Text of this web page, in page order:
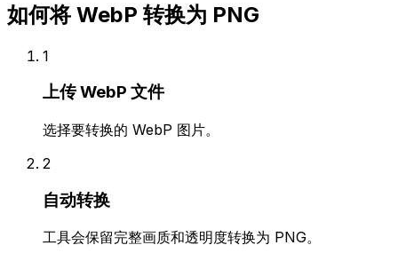
如何将 WebP 转换为 PNG
1
上传 WebP 文件
选择要转换的 WebP 图片。
2
自动转换
工具会保留完整画质和透明度转换为 PNG。